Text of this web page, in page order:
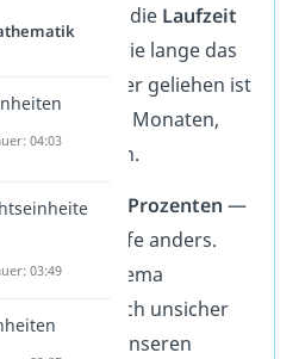
dazu kommt die Laufzeit
: Sie zeigt dir, wie lange das
angelegt oder geliehen ist
Beispiel in Monaten,
oder Jahren.
also mit Prozenten —
die Begriffe anders.
dir beim Thema
noch unsicher
dir doch unseren
04:03
03:49